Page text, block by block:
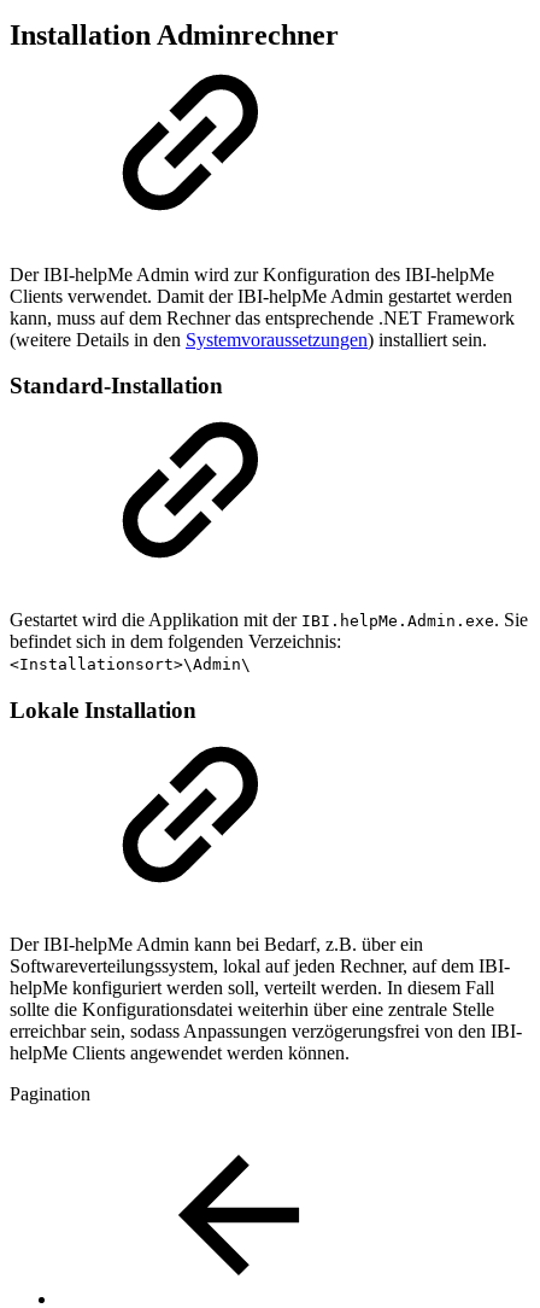
Installation Adminrechner
Der IBI-helpMe Admin wird zur Konfiguration des IBI-helpMe
Clients verwendet. Damit der IBI-helpMe Admin gestartet werden
kann, muss auf dem Rechner das entsprechende .NET Framework
(weitere Details in den Systemvoraussetzungen) installiert sein.
Standard-Installation
Gestartet wird die Applikation mit der IBI.helpMe.Admin.exe. Sie
befindet sich in dem folgenden Verzeichnis:
<Installationsort>\Admin\
Lokale Installation
Der IBI-helpMe Admin kann bei Bedarf, z.B. über ein
Softwareverteilungssystem, lokal auf jeden Rechner, auf dem IBI-
helpMe konfiguriert werden soll, verteilt werden. In diesem Fall
sollte die Konfigurationsdatei weiterhin über eine zentrale Stelle
erreichbar sein, sodass Anpassungen verzögerungsfrei von den IBI-
helpMe Clients angewendet werden können.
Pagination